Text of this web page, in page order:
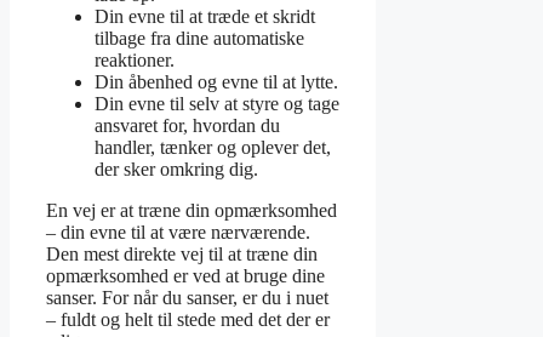
Din evne til at træde et skridt
tilbage fra dine automatiske
reaktioner.
Din åbenhed og evne til at lytte.
Din evne til selv at styre og tage
ansvaret for, hvordan du
handler, tænker og oplever det,
der sker omkring dig.
En vej er at træne din opmærksomhed
– din evne til at være nærværende.
Den mest direkte vej til at træne din
opmærksomhed er ved at bruge dine
sanser. For når du sanser, er du i nuet
– fuldt og helt til stede med det der er